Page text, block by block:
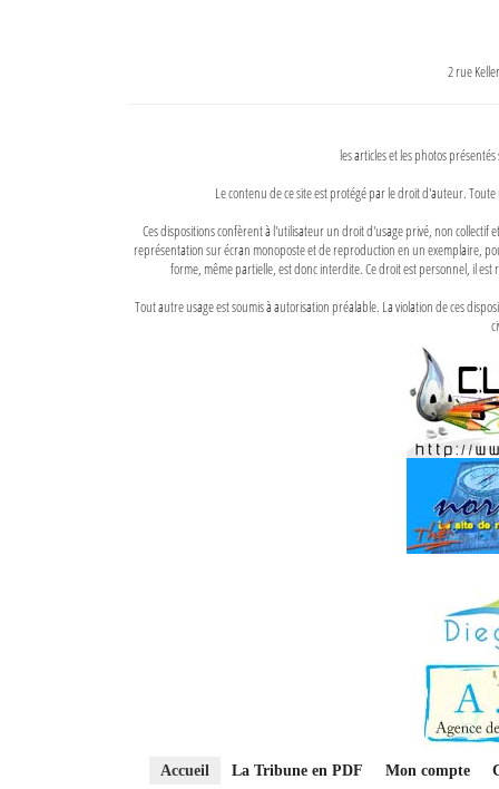
2 rue
les articles et les photos
Le contenu de ce site est protégé par le droit d'auteur.
Ces dispositions confèrent à l'utilisateur un droit d'usage privé, non
représentation sur écran monoposte et de reproduction en un exemplaire,
forme, même partielle, est donc interdite. Ce droit est personnel, il
Tout autre usage est soumis à autorisation préalable. La violation de ces
Accueil La Tribune en PDF Mon compte